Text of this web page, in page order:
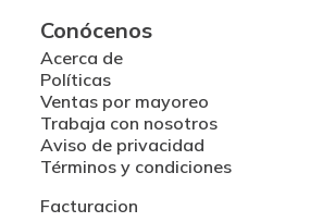
Conócenos
Acerca de
Políticas
Ventas por mayoreo
Trabaja con nosotros
Aviso de privacidad
Términos y condiciones
Facturacion